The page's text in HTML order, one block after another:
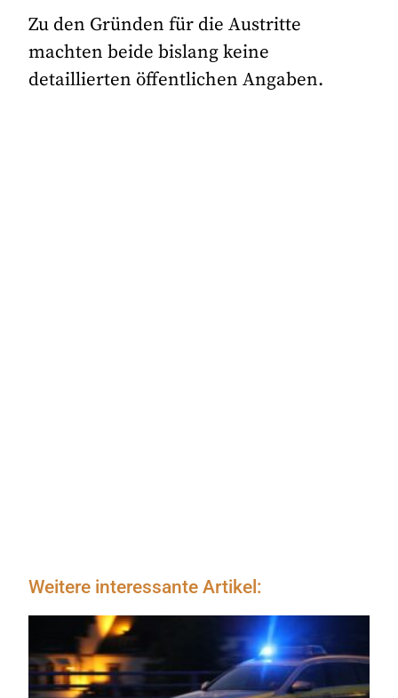
Zu den Gründen für die Austritte
machten beide bislang keine
detaillierten öffentlichen Angaben.
Weitere interessante Artikel: